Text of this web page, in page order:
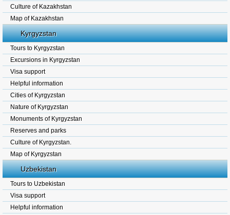
Culture of Kazakhstan
Map of Kazakhstan
Kyrgyzstan
Tours to Kyrgyzstan
Excursions in Kyrgyzstan
Visa support
Helpful information
Cities of Kyrgyzstan
Nature of Kyrgyzstan
Monuments of Kyrgyzstan
Reserves and parks
Culture of Kyrgyzstan.
Map of Kyrgyzstan
Uzbekistan
Tours to Uzbekistan
Visa support
Helpful information